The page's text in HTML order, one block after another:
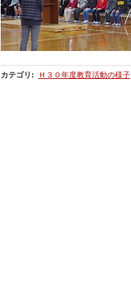
カテゴリ : Ｈ３０年度教育活動の様子